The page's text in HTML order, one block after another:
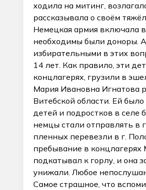
ходила на митинг,
рассказывала о своём
Немецкая армия включала
необходимы были доноры.
избирательными в этих
14 лет. Как правило, эти
концлагерях, грузили в
Мария Ивановна Игнатова
Витебской области. Ей
детей и подростков в селе
немцы стали отправлять в
пленных перевезли в г.
пребывание в концлагерях
подкатывал к горлу, и она
унижали. Любое
Самое страшное, что